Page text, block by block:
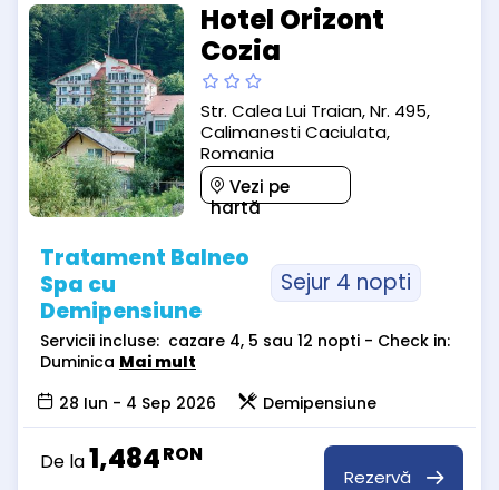
Hotel Orizont
Cozia
Str. Calea Lui Traian, Nr. 495,
Calimanesti Caciulata,
Romania
Vezi pe
hartă
Tratament Balneo
Spa cu
Demipensiune
Sejur 4 nopti
Servicii incluse: cazare 4, 5 sau 12 nopti - Check in:
Duminica Mai mult
28 Iun - 4 Sep 2026
Demipensiune
De la1,484RON
Rezervă